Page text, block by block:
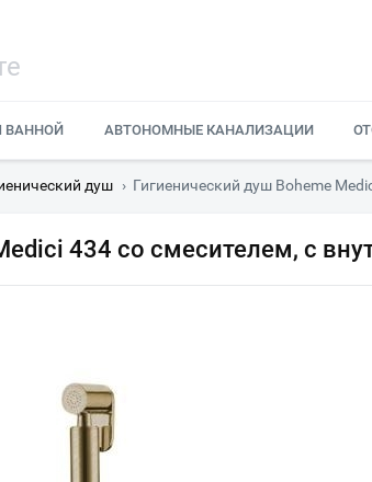
ВАННОЙ АВТОНОМНЫЕ КАНАЛИЗАЦИИ
душ › Гигиенический душ Boheme
434 со смесителем, с